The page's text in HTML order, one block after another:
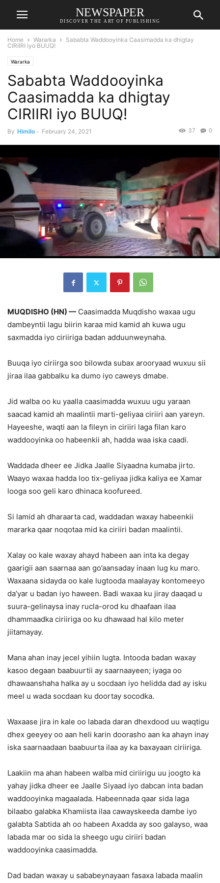
NEWSPAPER
DISCOVER THE ART OF PUBLISHING
Home Wararka
Sababta Waddooyinka Caasimadda ka dhigtay
CIRIIRI iyo BUUQ!
Wararka
Sababta Waddooyinka
Caasimadda ka dhigtay
CIRIIRI iyo BUUQ!
By Himilo - February 24, 2021 0
37
MUQDISHO (HN) — Caasimadda Muqdisho waxaa ugu
dambeyntii lagu biirin karaa mid kamid ah kuwa ugu
saxmadda iyo ciriiriga badan adduunweynaha.
Buuqa iyo ciriirga soo bilowda subax arooryaad wuxuu sii
jiraa ilaa gabbalku ka dumo iyo caweys dmabe.
Jid walba oo ku yaalla caasimadda wuxuu ugu yaraan
saacad kamid ah maalintii marti-geliyaa ciriiri aan yareyn.
Hayeeshe, waqti aan la fileyn in ciriiri laga filan karo
waddooyinka oo habeenkii ah, hadda waa iska caadi.
Waddada dheer ee Jidka Jaalle Siyaadna kumaba jirto.
Waayo waxaa hadda loo tix-geliyaa jidka kaliya ee Xamar
looga soo geli karo dhinaca koofureed.
Si lamid ah dharaarta cad, waddadan waxay habeenkii
mararka qaar noqotaa mid ka ciriiri badan maalintii.
Xalay oo kale waxay ahayd habeen aan inta ka degay
gaarigii aan saarnaa aan go’aansaday inaan lug ku maro.
Waxaana sidayda oo kale lugtooda maalayay kontomeeyo
da’yar u badan iyo haween. Badi waxaa ku jiray daaqad u
suura-gelinaysa inay rucla-orod ku dhaafaan ilaa
dhammaadka ciriiriga oo ku dhawaad hal kilo meter
jiitamayay.
Mana ahan inay jecel yihiin lugta. Intooda badan waxay
kasoo degaan baabuurtii ay saarnaayeen; iyaga oo
dhawaanshaha halka ay u socdaan iyo helidda dad ay isku
meel u wada socdaan ku doortay socodka.
Waxaase jira in kale oo labada daran dhexdood uu waqtigu
dhex geeyey oo aan heli karin doorasho aan ka ahayn inay
iska saarnaadaan baabuurta ilaa ay ka baxayaan ciriiriga.
Laakiin ma ahan habeen walba mid ciriirigu uu joogto ka
yahay jidka dheer ee Jaalle Siyaad iyo dabcan inta badan
waddooyinka magaalada. Habeennada qaar sida laga
bilaabo galabka Khamiista ilaa cawayskeeda dambe iyo
galabta Sabtida ah oo habeen Axadda ay soo galayso, waa
labada mar oo sida la sheego ugu ciriiri badan
waddooyinka caasimadda.
Dad badan waxay u sababeynayaan fasaxa labada maalin